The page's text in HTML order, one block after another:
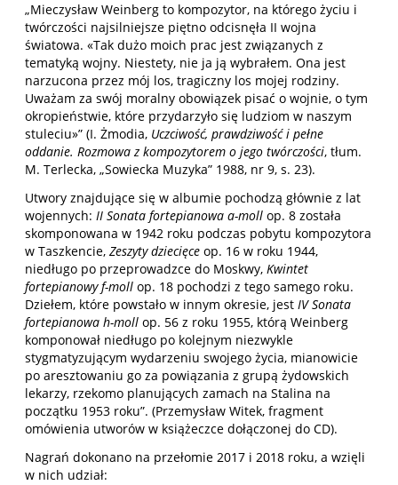
„Mieczysław Weinberg to kompozytor, na którego życiu i
twórczości najsilniejsze piętno odcisnęła II wojna
światowa. «Tak dużo moich prac jest związanych z
tematyką wojny. Niestety, nie ja ją wybrałem. Ona jest
narzucona przez mój los, tragiczny los mojej rodziny.
Uważam za swój moralny obowiązek pisać o wojnie, o tym
okropieństwie, które przydarzyło się ludziom w naszym
stuleciu»” (I. Żmodia, Uczciwość, prawdziwość i pełne
oddanie. Rozmowa z kompozytorem o jego twórczości, tłum.
M. Terlecka, „Sowiecka Muzyka” 1988, nr 9, s. 23).
Utwory znajdujące się w albumie pochodzą głównie z lat
wojennych: II Sonata fortepianowa a-moll op. 8 została
skomponowana w 1942 roku podczas pobytu kompozytora
w Taszkencie, Zeszyty dziecięce op. 16 w roku 1944,
niedługo po przeprowadzce do Moskwy, Kwintet
fortepianowy f-moll op. 18 pochodzi z tego samego roku.
Dziełem, które powstało w innym okresie, jest IV Sonata
fortepianowa h-moll op. 56 z roku 1955, którą Weinberg
komponował niedługo po kolejnym niezwykle
stygmatyzującym wydarzeniu swojego życia, mianowicie
po aresztowaniu go za powiązania z grupą żydowskich
lekarzy, rzekomo planujących zamach na Stalina na
początku 1953 roku”. (Przemysław Witek, fragment
omówienia utworów w książeczce dołączonej do CD).
Nagrań dokonano na przełomie 2017 i 2018 roku, a wzięli
w nich udział: